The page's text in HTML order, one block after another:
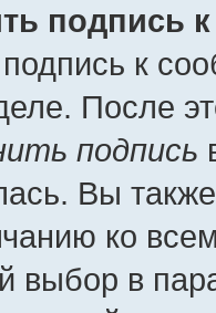
подпись
к
После
подпись
Вы
ко
выбор в